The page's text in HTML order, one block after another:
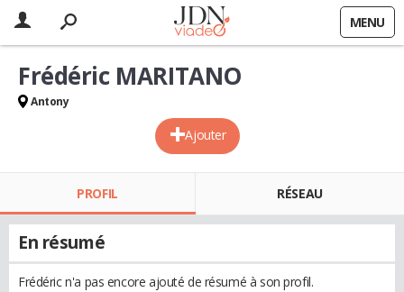
MENU
Ajouter
Frédéric MARITANO
Antony
PROFIL RÉSEAU
En résumé
Frédéric n'a pas encore ajouté de résumé à son profil.